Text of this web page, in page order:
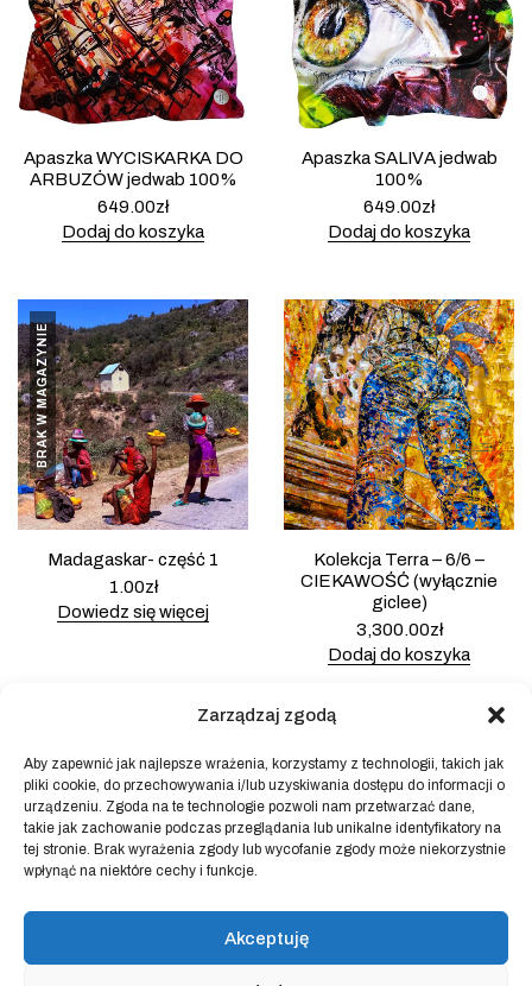
Zarządzaj zgodą
Aby zapewnić jak najlepsze wrażenia, korzystamy z technologii, takich jak
pliki cookie, do przechowywania i/lub uzyskiwania dostępu do informacji o
urządzeniu. Zgoda na te technologie pozwoli nam przetwarzać dane,
takie jak zachowanie podczas przeglądania lub unikalne identyfikatory na
tej stronie. Brak wyrażenia zgody lub wycofanie zgody może niekorzystnie
wpłynąć na niektóre cechy i funkcje.
Akceptuję
Apaszka WYCISKARKA DO
ARBUZÓW jedwab 100%
649.00zł
Dodaj do koszyka
Apaszka SALIVA jedwab
100%
649.00zł
Dodaj do koszyka
BRAK W MAGAZYNIE
Madagaskar- część 1
1.00zł
Dowiedz się więcej
Kolekcja Terra – 6/6 –
CIEKAWOŚĆ (wyłącznie
giclee)
3,300.00zł
Dodaj do koszyka
Powered byBlock Shop.
sklep
blog